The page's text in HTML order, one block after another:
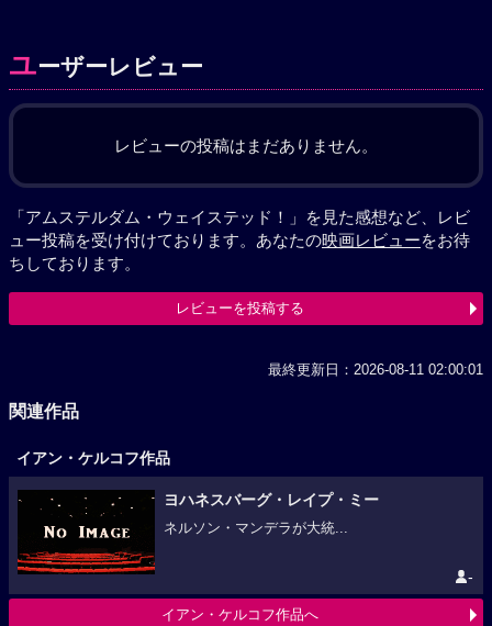
ユーザーレビュー
レビューの投稿はまだありません。
「アムステルダム・ウェイステッド！」を見た感想など、レビ
ュー投稿を受け付けております。あなたの映画レビューをお待
ちしております。
レビューを投稿する
最終更新日：2026-08-11 02:00:01
関連作品
イアン・ケルコフ作品
ヨハネスバーグ・レイプ・ミー
ネルソン・マンデラが大統...
-
イアン・ケルコフ作品へ